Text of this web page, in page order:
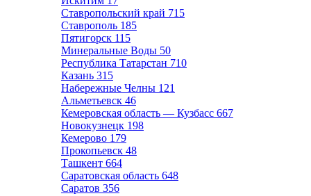
Ставропольский край 715
Ставрополь 185
Пятигорск 115
Минеральные Воды 50
Республика Татарстан 710
Казань 315
Набережные Челны 121
Альметьевск 46
Кемеровская область — Кузбасс 667
Новокузнецк 198
Кемерово 179
Прокопьевск 48
Ташкент 664
Саратовская область 648
Саратов 356